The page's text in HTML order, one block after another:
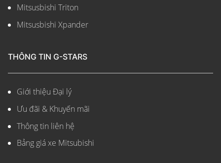
Mitsusbishi Triton
Mitsusbishi Xpander
THÔNG TIN G-STARS
Giới thiệu Đại lý
Ưu đãi & Khuyến mãi
Thông tin liên hệ
Bảng giá xe Mitsubishi